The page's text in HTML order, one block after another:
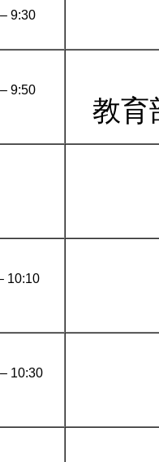
9:30
9:50
教育
10:10
10:30